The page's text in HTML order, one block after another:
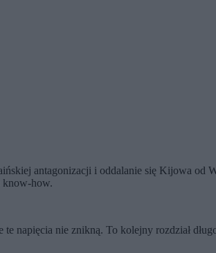
antagonizacji i oddalanie się Kijowa od
know-how.
napięcia nie znikną. To kolejny rozdział